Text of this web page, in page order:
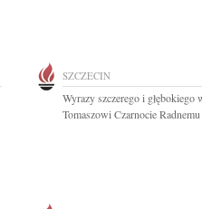
SZCZECIN
Wyrazy szczerego i głębokiego
Tomaszowi Czarnocie